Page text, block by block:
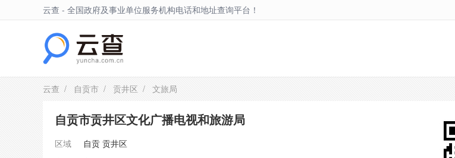
云查 - 全国政府及事业单位服务机构电话和地址查询平台！
云查/自贡市/贡井区/ 文旅局
自贡市贡井区文化广播电视和旅游局
区域 自贡 贡井区